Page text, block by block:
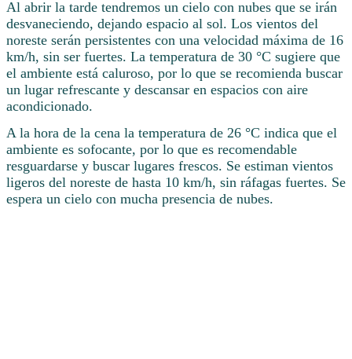
Al abrir la tarde tendremos un cielo con nubes que se irán
desvaneciendo, dejando espacio al sol. Los vientos del
noreste serán persistentes con una velocidad máxima de 16
km/h, sin ser fuertes. La temperatura de 30 °C sugiere que
el ambiente está caluroso, por lo que se recomienda buscar
un lugar refrescante y descansar en espacios con aire
acondicionado.
A la hora de la cena la temperatura de 26 °C indica que el
ambiente es sofocante, por lo que es recomendable
resguardarse y buscar lugares frescos. Se estiman vientos
ligeros del noreste de hasta 10 km/h, sin ráfagas fuertes. Se
espera un cielo con mucha presencia de nubes.